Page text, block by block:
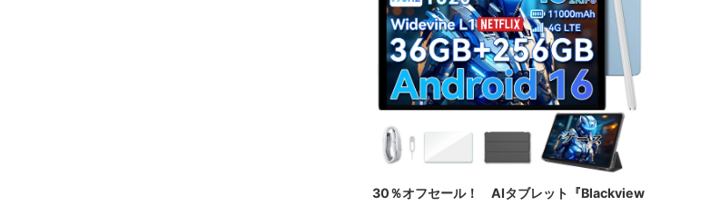
30％オフセール！ AIタブレット『Blackview